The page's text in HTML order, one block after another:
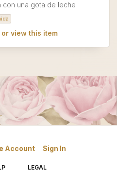
con una gota de leche
or view this item
Account Sign In
LEGAL